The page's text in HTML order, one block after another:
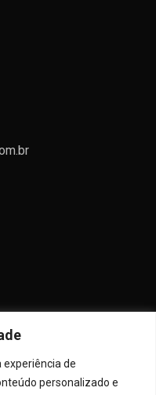
experiência de
personalizado e